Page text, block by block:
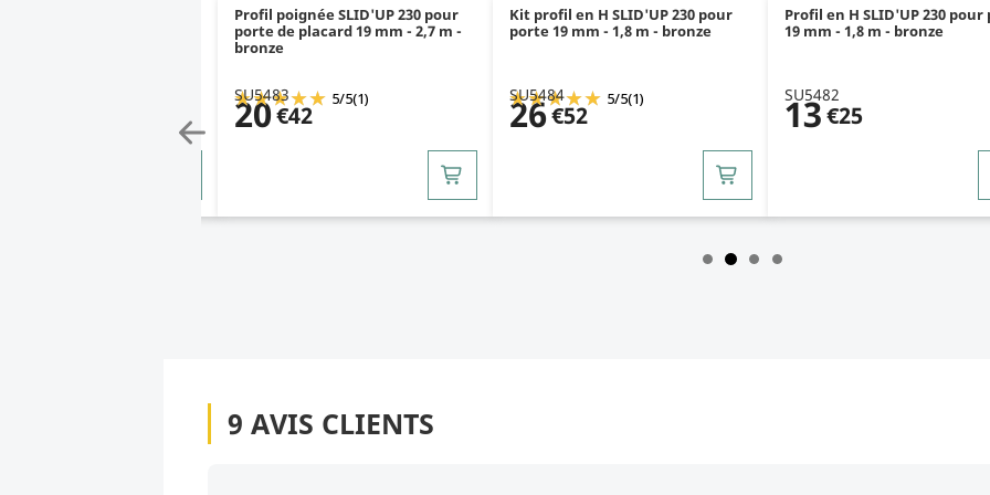
Profil poignée SLID'UP 230 pour
porte de placard 19 mm - 2,7 m -
bronze
SU5483 5/5(1)
20€42
Kit profil en H SLID'UP 230 pour
porte 19 mm - 1,8 m - bronze
SU5484 5/5(1)
26€52
Profil en H SLID'UP 230
19 mm - 1,8 m - bronze
SU5482
13€25
9 AVIS CLIENTS